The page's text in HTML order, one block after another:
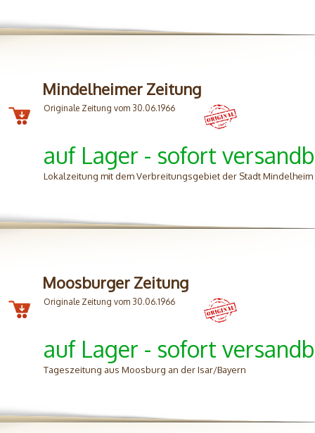
Mindelheimer Zeitung
Originale Zeitung vom 30.06.1966
auf Lager - sofort
Lokalzeitung mit dem Verbreitungsgebiet der Stadt
Moosburger Zeitung
Originale Zeitung vom 30.06.1966
auf Lager - sofort
Tageszeitung aus Moosburg an der Isar/Bayern